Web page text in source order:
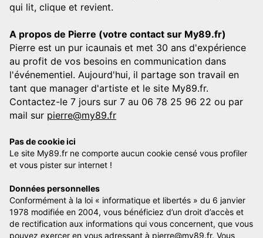
qui lit, clique et revient.
A propos de Pierre (votre contact sur My89.fr)
Pierre est un pur icaunais et met 30 ans d'expérience
au profit de vos besoins en communication dans
l'événementiel. Aujourd'hui, il partage son travail en
tant que manager d'artiste et le site My89.fr.
Contactez-le 7 jours sur 7 au 06 78 25 96 22 ou par
mail sur pierre@my89.fr
Pas de cookie ici
Le site My89.fr ne comporte aucun cookie censé vous profiler
et vous pister sur internet !
Données personnelles
Conformément à la loi « informatique et libertés » du 6 janvier
1978 modifiée en 2004, vous bénéficiez d’un droit d’accès et
de rectification aux informations qui vous concernent, que vous
pouvez exercer en vous adressant à pierre@my89.fr. Vous